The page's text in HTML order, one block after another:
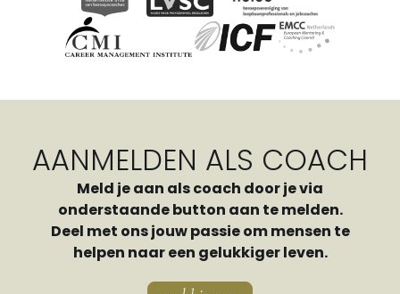
AANMELDEN ALS COACH
Meld je aan als coach door je via
onderstaande button aan te melden.
Deel met ons jouw passie om mensen te
helpen naar een gelukkiger leven.